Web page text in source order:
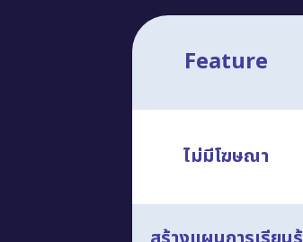
Feature
ไม่มีโฆษณา